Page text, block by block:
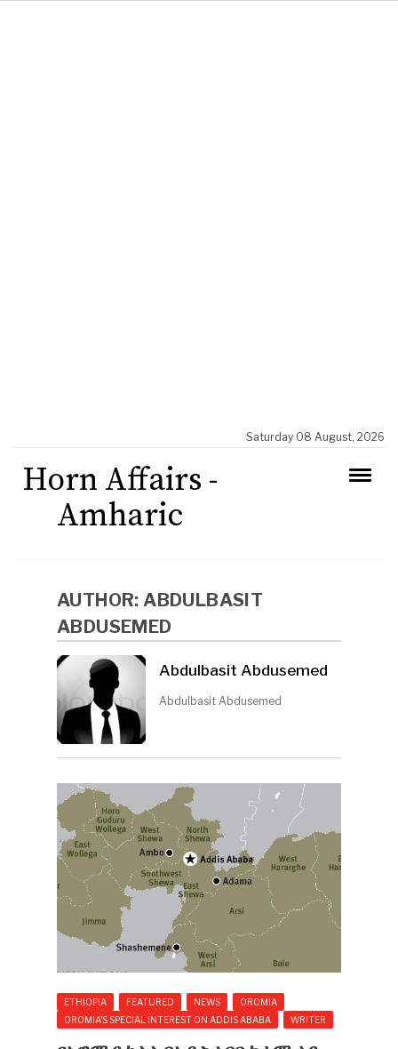
Saturday 08 August, 2026
Horn Affairs -
Amharic
AUTHOR:ABDULBASIT
ABDUSEMED
Abdulbasit Abdusemed
Abdulbasit Abdusemed
ETHIOPIA FEATURED NEWS
OROMIA
OROMIA'S SPECIAL INTEREST ON ADDIS ABABA
WRITER